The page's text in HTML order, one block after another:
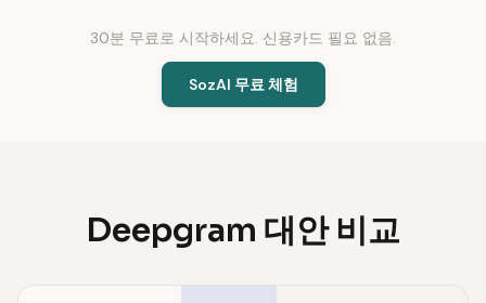
30분 무료로 시작하세요. 신용카드 필요 없음.
SozAI 무료 체험
Deepgram 대안 비교